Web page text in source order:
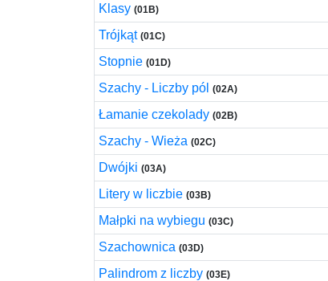
Klasy (01B)
Trójkąt (01C)
Stopnie (01D)
Szachy - Liczby pól (02A)
Łamanie czekolady (02B)
Szachy - Wieża (02C)
Dwójki (03A)
Litery w liczbie (03B)
Małpki na wybiegu (03C)
Szachownica (03D)
Palindrom z liczby (03E)